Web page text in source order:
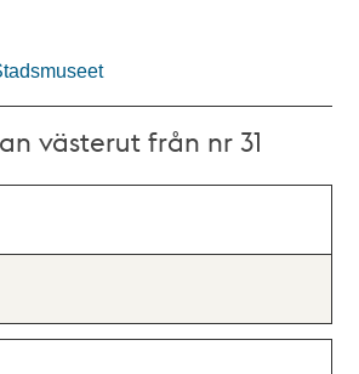
västerut från nr 31